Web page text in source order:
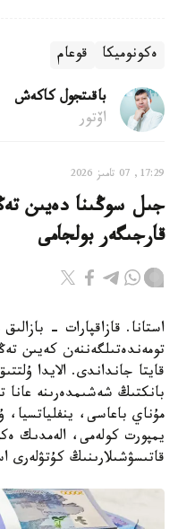
ەكونوميكا قوعام
باقىتجول كاكەش
اۆتور
17:29, 07 تامىز 2026
جىل سوڭىنا دەيىن
قارجىگەر بولجامى
استانا. قازاقپارات -
تومەندەتىلگەننەن كەيىن
قايتا جانداندى. الايدا
بانكتىڭ شەشىمدەرىنە
مۇناي باعاسى، ينفلياتسيا،
يمپورت كولەمى، الەمدىك
قاتىسۋشىلارىنىڭ كۇتۋلەرى